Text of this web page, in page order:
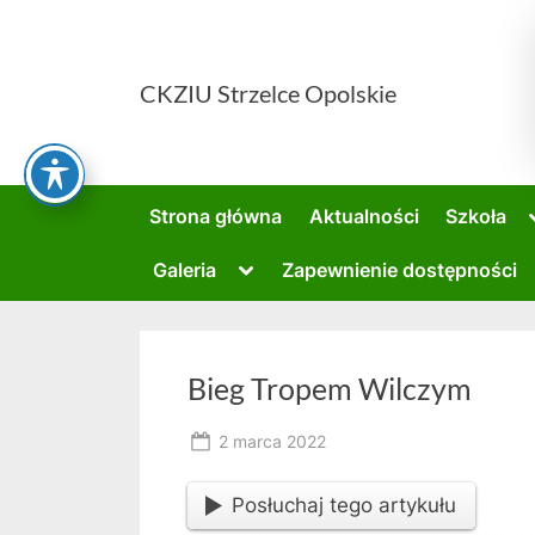
CKZIU Strzelce Opolskie
Strona główna Aktualności Szkoła
Galeria
Toggle
menu
Zapewnienie dostępności
Bieg Tropem Wilczym
Posted
2 marca 2022
Posłuchaj tego artykułu